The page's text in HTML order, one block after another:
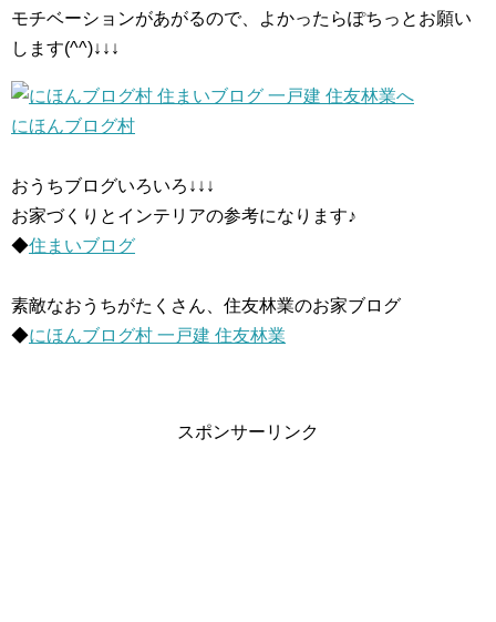
モチベーションがあがるので、よかったらぽちっとお願い
します(^^)↓↓↓
にほんブログ村
おうちブログいろいろ↓↓↓
お家づくりとインテリアの参考になります♪
◆住まいブログ
素敵なおうちがたくさん、住友林業のお家ブログ
◆にほんブログ村 一戸建 住友林業
スポンサーリンク